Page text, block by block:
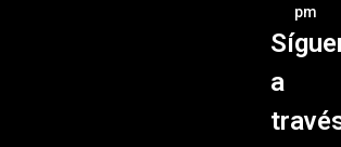
de
de
pm
a